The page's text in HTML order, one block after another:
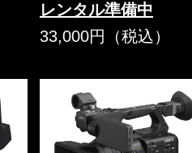
レンタル準備中
33,000円（税込）